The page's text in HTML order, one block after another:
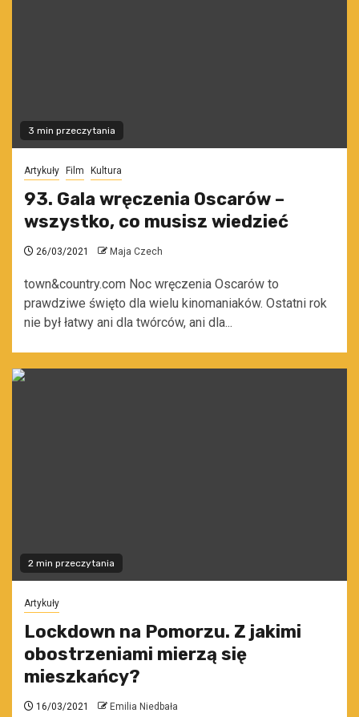
3 min przeczytania
Artykuły Film Kultura
93. Gala wręczenia Oscarów –
wszystko, co musisz wiedzieć
26/03/2021 Maja Czech
town&country.com Noc wręczenia Oscarów to
prawdziwe święto dla wielu kinomaniaków. Ostatni rok
nie był łatwy ani dla twórców, ani dla...
2 min przeczytania
Artykuły
Lockdown na Pomorzu. Z jakimi
obostrzeniami mierzą się
mieszkańcy?
16/03/2021 Emilia Niedbała